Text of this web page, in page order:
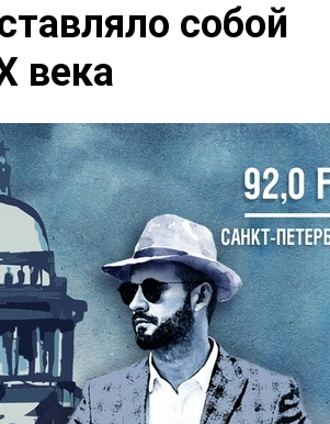
собой
века